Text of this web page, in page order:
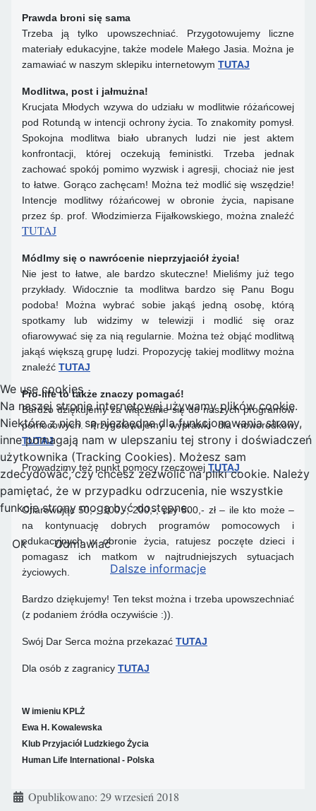
Prawda broni się sama
Trzeba ją tylko upowszechniać. Przygotowujemy liczne
materiały edukacyjne, także modele Małego Jasia. Można je
zamawiać w naszym sklepiku internetowym TUTAJ
Modlitwa, post i jałmużna!
Krucjata Młodych wzywa do udziału w modlitwie różańcowej
pod Rotundą w intencji ochrony życia. To znakomity pomysł.
Spokojna modlitwa biało ubranych ludzi nie jest aktem
konfrontacji, której oczekują feministki. Trzeba jednak
zachować spokój pomimo wyzwisk i agresji, chociaż nie jest
to łatwe. Gorąco zachęcam! Można też modlić się wszędzie!
Intencje modlitwy różańcowej w obronie życia, napisane
przez śp. prof. Włodzimierza Fijałkowskiego, można znaleźć
TUTAJ
Módlmy się o nawrócenie nieprzyjaciół życia!
Nie jest to łatwe, ale bardzo skuteczne! Mieliśmy już tego
przykłady. Widocznie ta modlitwa bardzo się Panu Bogu
podoba! Można wybrać sobie jakąś jedną osobę, którą
spotkamy lub widzimy w telewizji i modlić się oraz
ofiarowywać się za nią regularnie. Można też objąć modlitwą
jakąś większą grupę ludzi. Propozycję takiej modlitwy można
znaleźć TUTAJ
Pro-life to także znaczy pomagać!
Bardzo dziękujemy za włączanie się do naszych programów
pomocowych. Przygotowujemy wyprawki dla noworodków
TUTAJ
Prowadzimy też punkt pomocy rzeczowej TUTAJ
Ofiarowując 50,-; 100,-; 200,-; czy 500,- zł – ile kto może –
na kontynuację dobrych programów pomocowych i
edukacyjnych w obronie życia, ratujesz poczęte dzieci i
pomagasz ich matkom w najtrudniejszych sytuacjach
życiowych.
Bardzo dziękujemy! Ten tekst można i trzeba upowszechniać
(z podaniem źródła oczywiście :)).
Swój Dar Serca można przekazać TUTAJ
Dla osób z zagranicy TUTAJ
W imieniu KPLŻ
Ewa H. Kowalewska
Klub Przyjaciół Ludzkiego Życia
Human Life International - Polska
Szczegóły
Opublikowano: 29 wrzesień 2018
We use cookies
Na naszej stronie internetowej używamy plików cookie.
Niektóre z nich są niezbędne dla funkcjonowania strony,
inne pomagają nam w ulepszaniu tej strony i doświadczeń
użytkownika (Tracking Cookies). Możesz sam
zdecydować, czy chcesz zezwolić na pliki cookie. Należy
pamiętać, że w przypadku odrzucenia, nie wszystkie
funkcje strony mogą być dostępne.
Ok
Odmawiać
Dalsze informacje